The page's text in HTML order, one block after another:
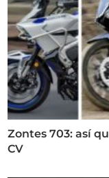
Zontes 703: así
CV